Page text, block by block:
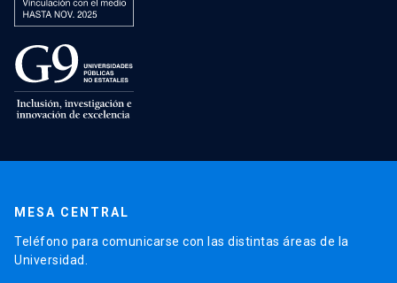
MESA CENTRAL
Teléfono para comunicarse con las distintas áreas de la
Universidad.